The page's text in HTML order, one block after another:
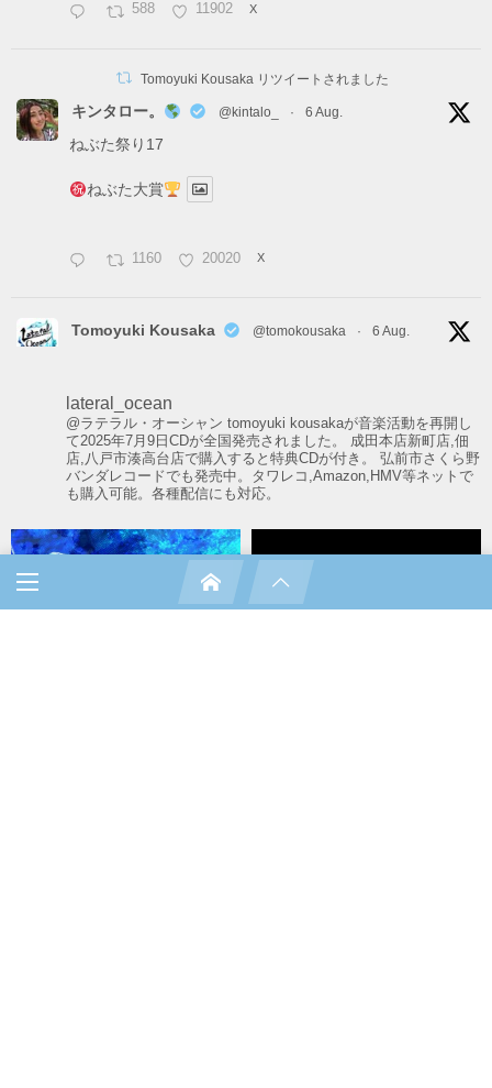
588 11902 X
Tomoyuki Kousaka リツイートされました
キンタロー。 @kintalo_ · 6 Aug.
ねぶた祭り17
ねぶた大賞
1160 20020 X
Tomoyuki Kousaka @tomokousaka · 6 Aug.
超人みたいな選手ばかりで漫画面白いですよ。
曲はAdoさんの代表曲、唱、踊みたいな感じで完全に好み
です。
映画「ブルーロック」主題歌
新曲「モンストロ」
lateral_ocean
@ラテラル・オーシャン tomoyuki kousakaが音楽活動を再開し
て2025年7月9日CDが全国発売されました。
成田本店新町店,佃
店,八戸市湊高台店で購入すると特典CDが付き。
弘前市さくら野
バンダレコードでも発売中。タワレコ,Amazon,HMV等ネットで
も購入可能。各種配信にも対応。